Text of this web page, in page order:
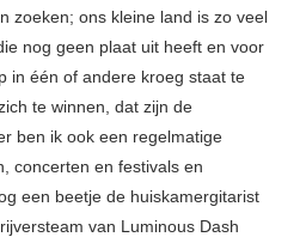
zoeken; ons kleine land is zo veel
nog geen plaat uit heeft en voor
in één of andere kroeg staat te
te winnen, dat zijn de
ben ik ook een regelmatige
concerten en festivals en
een beetje de huiskamergitarist
van Luminous Dash